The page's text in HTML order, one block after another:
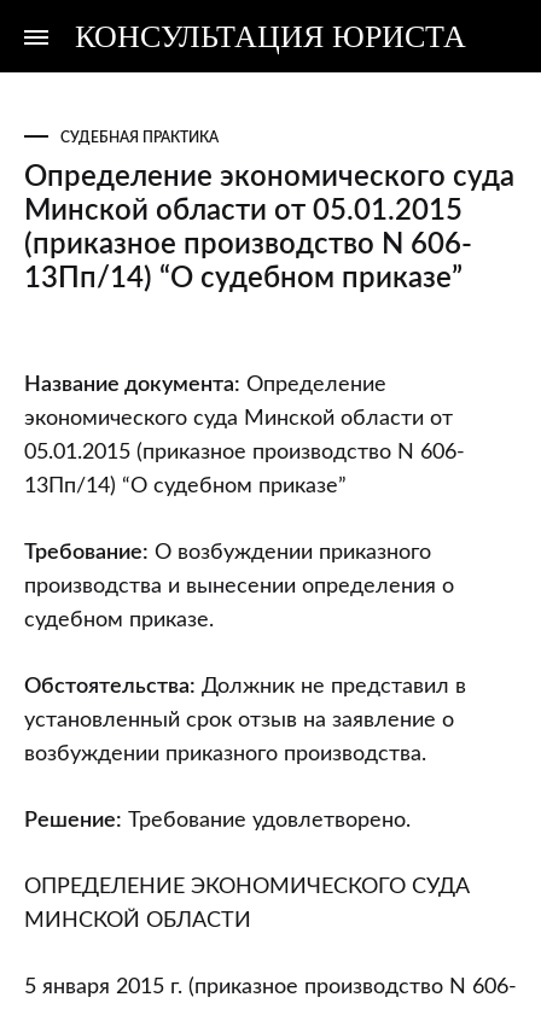
КОНСУЛЬТАЦИЯ ЮРИСТА
Консультация
Консультация
СУДЕБНАЯ ПРАКТИКА
Определение экономического суда
Минской области от 05.01.2015
(приказное производство N 606-
13Пп/14) “О судебном приказе”
Определение
экономического
суда
Минской
от
05.01.2015
(приказное
N
606-
13Пп/14)
судебном
Название документа: Определение
экономического суда Минской области от
05.01.2015 (приказное производство N 606-
13Пп/14) “О судебном приказе”
Требование: О возбуждении приказного
производства и вынесении определения о
судебном приказе.
Обстоятельства: Должник не представил в
установленный срок отзыв на заявление о
возбуждении приказного производства.
Решение: Требование удовлетворено.
ОПРЕДЕЛЕНИЕ ЭКОНОМИЧЕСКОГО СУДА
МИНСКОЙ ОБЛАСТИ
5 января 2015 г. (приказное производство N 606-